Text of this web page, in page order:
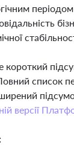
список
версії